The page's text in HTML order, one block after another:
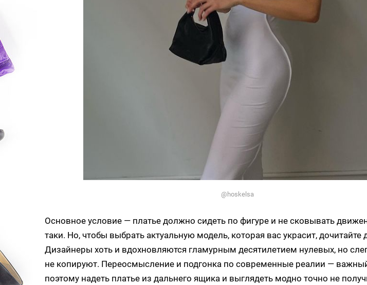
@hoskelsa
Основное условие — платье должно сидеть по фигуре и не сковывать
таки. Но, чтобы выбрать актуальную модель, которая вас украсит, дочитайте
Дизайнеры хоть и вдохновляются гламурным десятилетием нулевых, но
не копируют. Переосмысление и подгонка по современные реалии —
поэтому надеть платье из дальнего ящика и выглядеть модно точно не